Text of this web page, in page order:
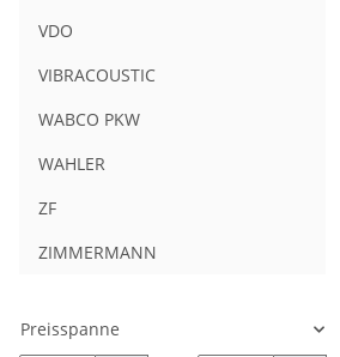
VDO
VIBRACOUSTIC
WABCO PKW
WAHLER
ZF
ZIMMERMANN
Preisspanne